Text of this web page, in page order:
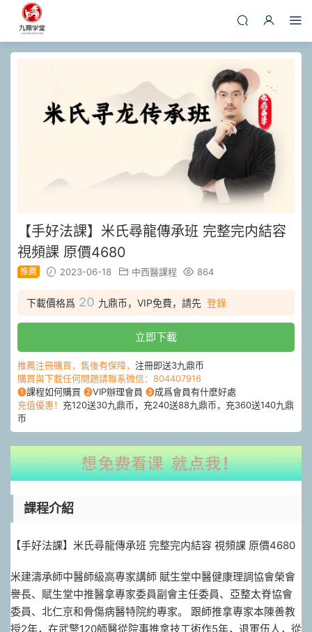
【手好法‬課】米氏尋龍傳承班 完整完内結‬容
視頻課 原價4680
推薦 2023-06-18 中西醫課程 864
下載價格爲 20 九鼎币，VIP免費，請先 登錄
立即下載
推薦注冊購買，售後有保障， 注冊即送3九鼎币
購買與下載任何問題請聯系微信：804407916
❶課程如何購買 ❷VIP辦理會員 ❸成爲會員有什麽好處
充值優惠！ 充120送30九鼎币，充240送88九鼎币，充360送140九鼎
币
課程介紹
【手好法‬課】米氏尋龍傳承班 完整完内結‬容 視頻課 原價4680
米建濤承師‬中醫師級高‬專家講師 賦生堂中醫健康理調‬協會榮會
譽‬長、賦生堂中推醫‬拿專家委員副會‬主任委員、亞整太‬脊協會
委員、北仁京‬和骨傷病醫特院‬約專家。 跟師推拿專家本陳‬善教
授2年，在武警120師醫從院‬事推拿技工術‬作5年，退軍伍‬人，從